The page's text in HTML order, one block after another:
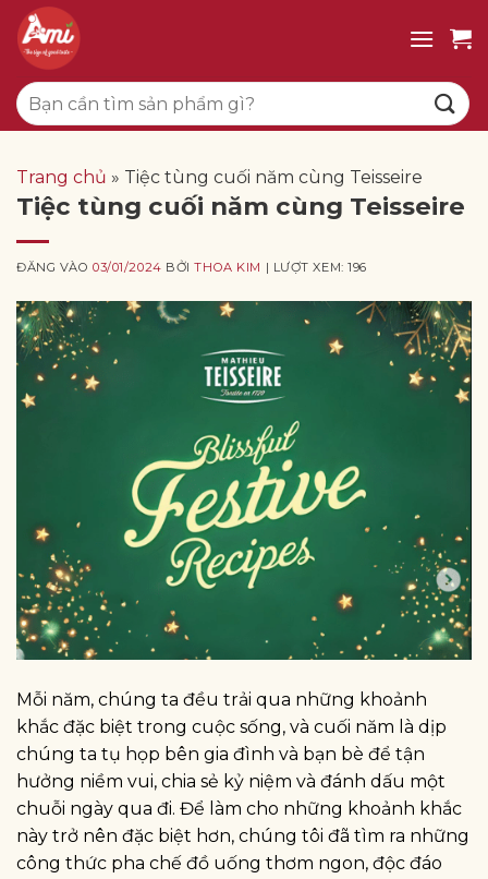
qua
dung
Tìm
kiếm:
Trang chủ » Tiệc tùng cuối năm cùng Teisseire
Tiệc tùng cuối năm cùng Teisseire
ĐĂNG VÀO03/01/2024 BỞITHOA KIM | LƯỢT XEM: 196
Mỗi năm, chúng ta đều trải qua những khoảnh
khắc đặc biệt trong cuộc sống, và cuối năm là dịp
chúng ta tụ họp bên gia đình và bạn bè để tận
hưởng niềm vui, chia sẻ kỷ niệm và đánh dấu một
chuỗi ngày qua đi. Để làm cho những khoảnh khắc
này trở nên đặc biệt hơn, chúng tôi đã tìm ra những
công thức pha chế đồ uống thơm ngon, độc đáo